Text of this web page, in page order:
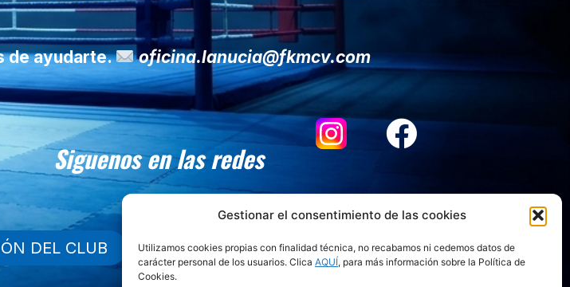
Gestionar el consentimiento de las cookies
Utilizamos cookies propias con finalidad técnica, no recabamos ni cedemos datos de
carácter personal de los usuarios. Clica AQUÍ, para más información sobre la Política de
Cookies.
de ayudarte. oficina.lanucia@fkmcv.com
Siguenos en las redes
DEL CLUB